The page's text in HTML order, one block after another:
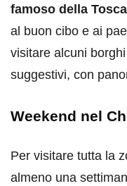
famoso della
al buon cibo e ai
visitare alcuni
suggestivi, con
Weekend nel
Per visitare tutta la
almeno una